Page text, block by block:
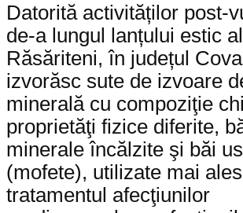
Datorită activităților post-
de-a lungul lanțului estic
Răsăriteni, în județul
izvorăsc sute de izvoare
minerală cu compoziţie
proprietăţi fizice diferite,
minerale încălzite şi băi
(mofete), utilizate mai
tratamentul afecţiunilor